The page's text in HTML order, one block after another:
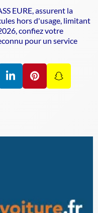
EURE, assurent la
hors d'usage, limitant
confiez votre
pour un service